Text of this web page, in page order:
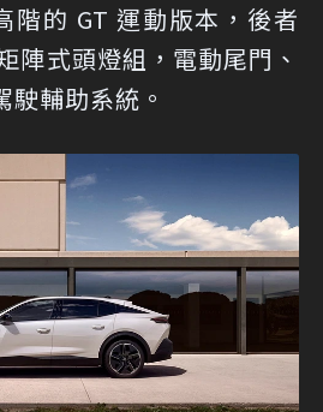
的 GT 運動版本，後者
陣式頭燈組，電動尾門、
駛輔助系統。